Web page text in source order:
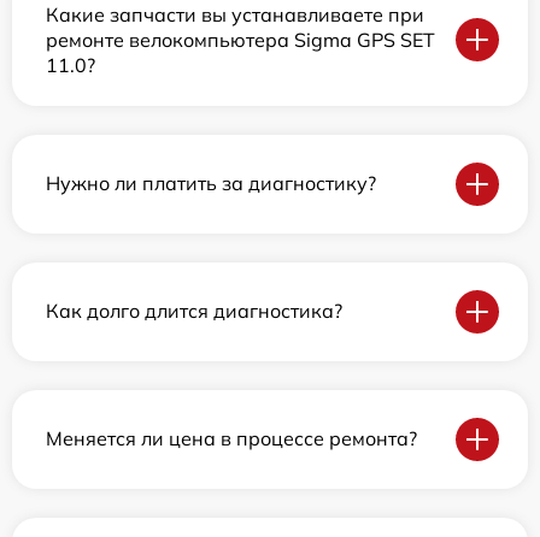
Какие запчасти вы устанавливаете при
ремонте велокомпьютера Sigma GPS SET
11.0?
Нужно ли платить за диагностику?
Как долго длится диагностика?
Меняется ли цена в процессе ремонта?